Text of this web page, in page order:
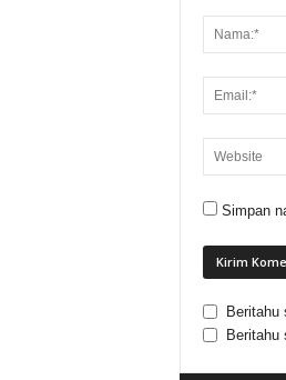
Simpan
Beritahu
Beritahu